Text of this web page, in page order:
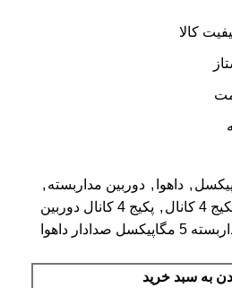
کالا
, داهوا , دوربین مداربسته ,
4 کانال ,
پکیج 4 کانال دوربین
مگاپیکسل صدادار داهوا
به سبد خرید